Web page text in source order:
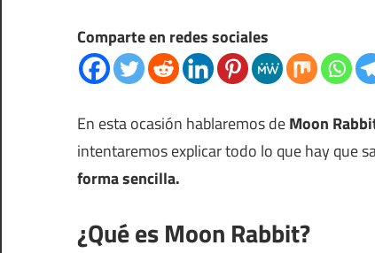
Comparte en redes sociales
En esta ocasión hablaremos deMoon
intentaremos explicar todo lo que hay que
forma sencilla.
¿Qué es Moon Rabbit?